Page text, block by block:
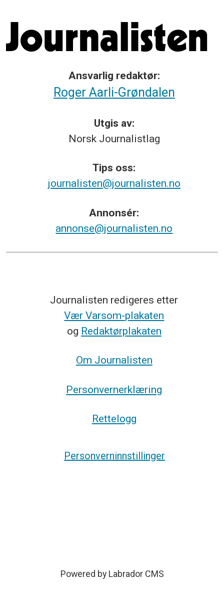
Ansvarlig redaktør:
Roger Aarli-Grøndalen
Utgis av:
Norsk Journalistlag
Tips oss:
journalisten@journalisten.no
Annonsér:
annonse@journalisten.no
Journalisten redigeres etter
Vær Varsom-plakaten
og Redaktørplakaten
Om Journalisten
Personvernerklæring
Rettelogg
Personverninnstillinger
Powered by Labrador CMS